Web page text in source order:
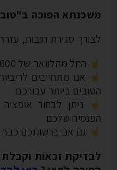
הפוכה ב"טוב
סגירת חובות, עזרה
החל מהלוואה של 200,000 ש"ח
אנו מתחייבים לריביות
ביותר עבורכם
ניתן לבחור אופציה
שלכם
גם אם ברשותכם כבר
זכאות וקבלת